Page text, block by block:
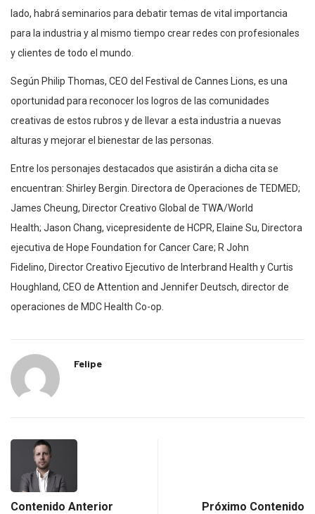
lado, habrá seminarios para debatir temas de vital importancia
para la industria y al mismo tiempo crear redes con profesionales
y clientes de todo el mundo.
Según Philip Thomas, CEO del Festival de Cannes Lions, es una
oportunidad para reconocer los logros de las comunidades
creativas de estos rubros y de llevar a esta industria a nuevas
alturas y mejorar el bienestar de las personas.
Entre los personajes destacados que asistirán a dicha cita se
encuentran: Shirley Bergin. Directora de Operaciones de TEDMED;
James Cheung, Director Creativo Global de TWA/World
Health; Jason Chang, vicepresidente de HCPR, Elaine Su, Directora
ejecutiva de Hope Foundation for Cancer Care; R John
Fidelino, Director Creativo Ejecutivo de Interbrand Health y Curtis
Houghland, CEO de Attention and Jennifer Deutsch, director de
operaciones de MDC Health Co-op.
Felipe
Contenido Anterior Próximo Contenido